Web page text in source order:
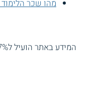
מהו שכר
המידע באתר הועיל ל87% מהגולשים.